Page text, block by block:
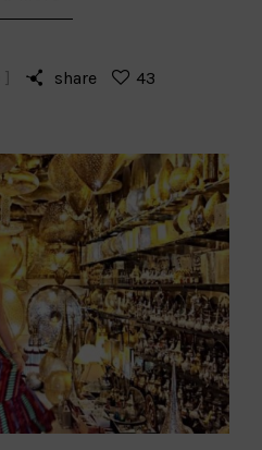
] share 43